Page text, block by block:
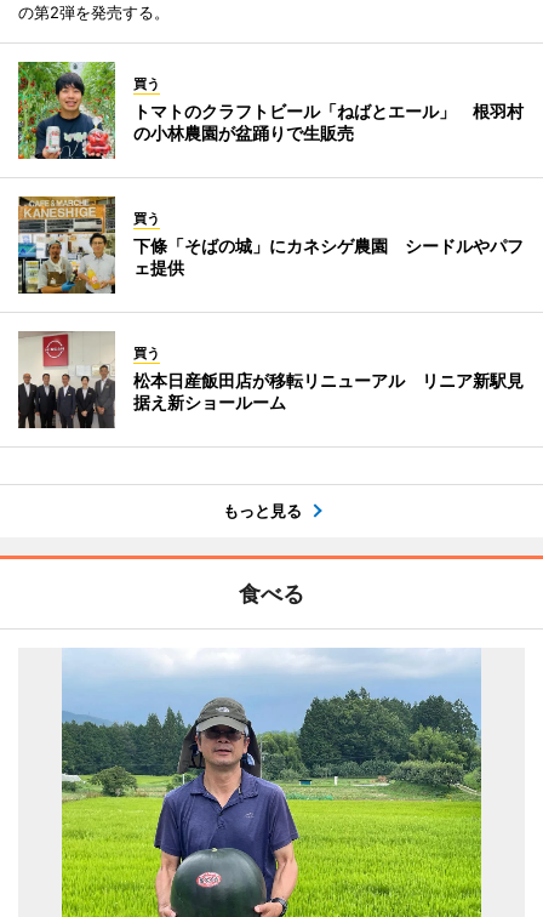
の第2弾を発売する。
買う
トマトのクラフトビール「ねばとエール」 根羽村
の小林農園が盆踊りで生販売
買う
下條「そばの城」にカネシゲ農園 シードルやパフ
ェ提供
買う
松本日産飯田店が移転リニューアル リニア新駅見
据え新ショールーム
もっと見る
食べる